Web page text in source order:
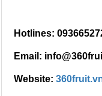
Hotlines:
Email:
Website: